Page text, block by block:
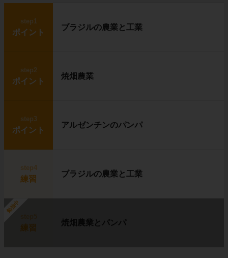
step1
ポイント
ブラジルの農業と工業
step2
ポイント
焼畑農業
step3
ポイント
アルゼンチンのパンパ
step4
練習
ブラジルの農業と工業
勉強中
練習
焼畑農業とパンパ